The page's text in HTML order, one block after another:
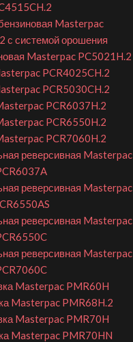
Masterpac
с системой орошения
Masterpac PC5021H.2
PCR4025CH.2
PCR5030CH.2
PCR6037H.2
PCR6550H.2
PCR7060H.2
реверсивная Masterpac
реверсивная Masterpac
реверсивная Masterpac
реверсивная Masterpac
Masterpac PMR60H
Masterpac PMR68H.2
Masterpac PMR70H
Masterpac PMR70HN